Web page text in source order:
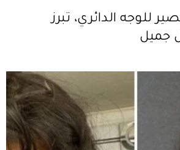
للوجه الدائري، تبرز
جميل